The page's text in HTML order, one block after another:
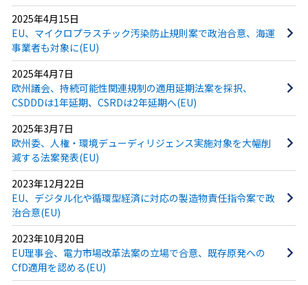
2025年4月15日
EU、マイクロプラスチック汚染防止規則案で政治合意、海運
事業者も対象に(EU)
2025年4月7日
欧州議会、持続可能性関連規制の適用延期法案を採択、
CSDDDは1年延期、CSRDは2年延期へ(EU)
2025年3月7日
欧州委、人権・環境デューディリジェンス実施対象を大幅削
減する法案発表(EU)
2023年12月22日
EU、デジタル化や循環型経済に対応の製造物責任指令案で政
治合意(EU)
2023年10月20日
EU理事会、電力市場改革法案の立場で合意、既存原発への
CfD適用を認める(EU)